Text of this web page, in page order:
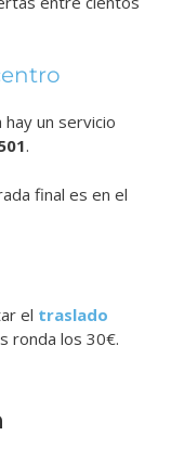
un servicio
.
final es en el
el traslado
ronda los 30€.